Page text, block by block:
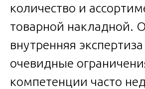
количество и
товарной накладной.
внутренняя
очевидные
компетенции часто